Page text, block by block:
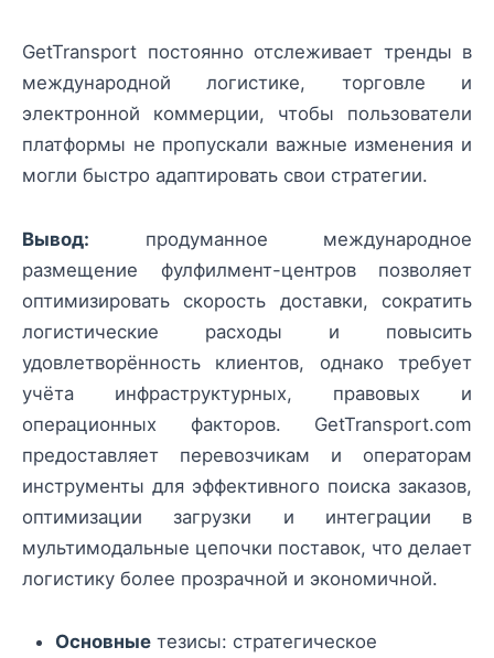
GetTransport постоянно отслеживает тренды в
международной логистике, торговле и
электронной коммерции, чтобы пользователи
платформы не пропускали важные изменения и
могли быстро адаптировать свои стратегии.
Вывод: продуманное международное
размещение фулфилмент-центров позволяет
оптимизировать скорость доставки, сократить
логистические расходы и повысить
удовлетворённость клиентов, однако требует
учёта инфраструктурных, правовых и
операционных факторов. GetTransport.com
предоставляет перевозчикам и операторам
инструменты для эффективного поиска заказов,
оптимизации загрузки и интеграции в
мультимодальные цепочки поставок, что делает
логистику более прозрачной и экономичной.
Основные тезисы: стратегическое